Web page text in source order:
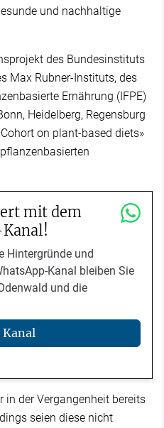
und nachhaltige
des Bundesinstituts
Max Rubner-Instituts, des
Ernährung (IFPE)
Heidelberg, Regensburg
on plant-based diets»
mit dem
Hintergründe und
Kanal bleiben Sie
und die
Kanal
in der Vergangenheit bereits
seien diese nicht